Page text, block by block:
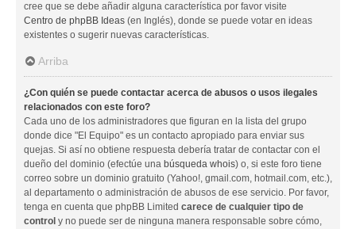
cree que se debe añadir alguna característica por favor visite
Centro de phpBB Ideas (en Inglés), donde se puede votar en ideas
existentes o sugerir nuevas características.
Arriba
¿Con quién se puede contactar acerca de abusos o usos ilegales
relacionados con este foro?
Cada uno de los administradores que figuran en la lista del grupo
donde dice "El Equipo" es un contacto apropiado para enviar sus
quejas. Si así no obtiene respuesta debería tratar de contactar con el
dueño del dominio (efectúe una búsqueda whois) o, si este foro tiene
correo sobre un dominio gratuito (Yahoo!, gmail.com, hotmail.com, etc.),
al departamento o administración de abusos de ese servicio. Por favor,
tenga en cuenta que phpBB Limited carece de cualquier tipo de
control y no puede ser de ninguna manera responsable sobre cómo,